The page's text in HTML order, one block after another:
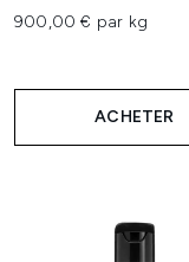
900,00 € par kg
ACHETER